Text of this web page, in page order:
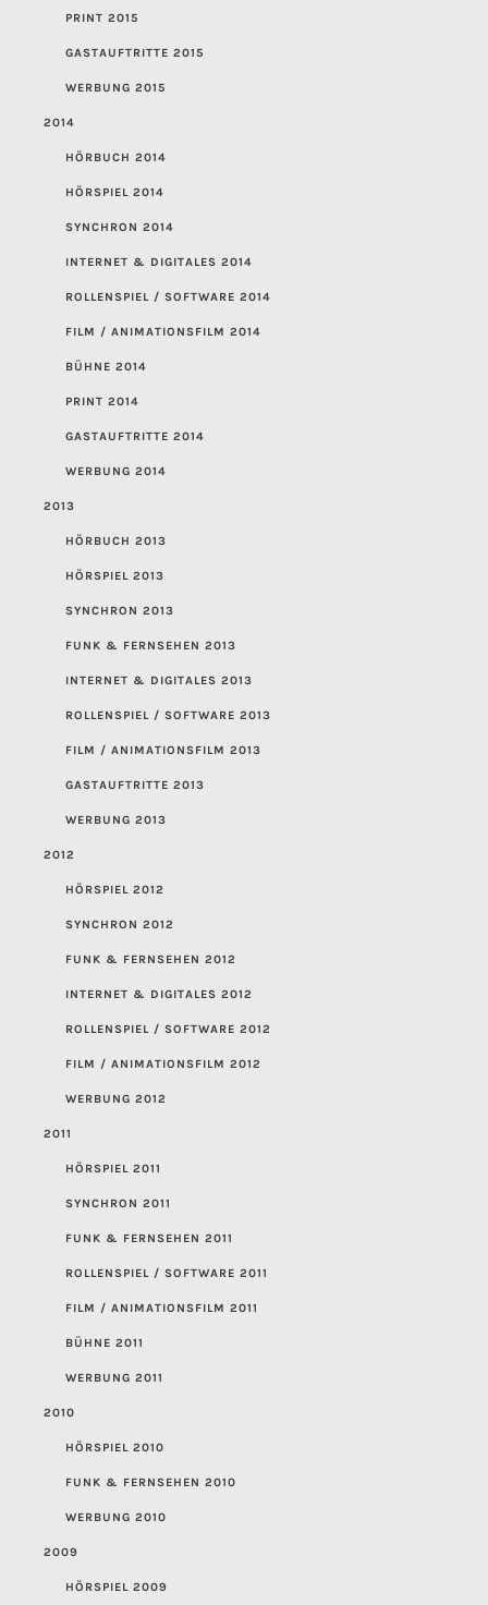
PRINT 2015
GASTAUFTRITTE 2015
WERBUNG 2015
2014
HÖRBUCH 2014
HÖRSPIEL 2014
SYNCHRON 2014
INTERNET & DIGITALES 2014
ROLLENSPIEL / SOFTWARE 2014
FILM / ANIMATIONSFILM 2014
BÜHNE 2014
PRINT 2014
GASTAUFTRITTE 2014
WERBUNG 2014
2013
HÖRBUCH 2013
HÖRSPIEL 2013
SYNCHRON 2013
FUNK & FERNSEHEN 2013
INTERNET & DIGITALES 2013
ROLLENSPIEL / SOFTWARE 2013
FILM / ANIMATIONSFILM 2013
GASTAUFTRITTE 2013
WERBUNG 2013
2012
HÖRSPIEL 2012
SYNCHRON 2012
FUNK & FERNSEHEN 2012
INTERNET & DIGITALES 2012
ROLLENSPIEL / SOFTWARE 2012
FILM / ANIMATIONSFILM 2012
WERBUNG 2012
2011
HÖRSPIEL 2011
SYNCHRON 2011
FUNK & FERNSEHEN 2011
ROLLENSPIEL / SOFTWARE 2011
FILM / ANIMATIONSFILM 2011
BÜHNE 2011
WERBUNG 2011
2010
HÖRSPIEL 2010
FUNK & FERNSEHEN 2010
WERBUNG 2010
2009
HÖRSPIEL 2009